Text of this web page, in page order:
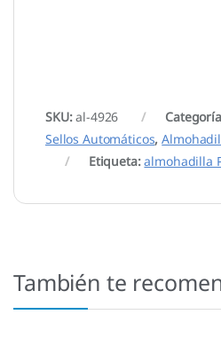
SKU:al-4926
Sellos Automáticos,
Etiqueta:almohadilla
También te